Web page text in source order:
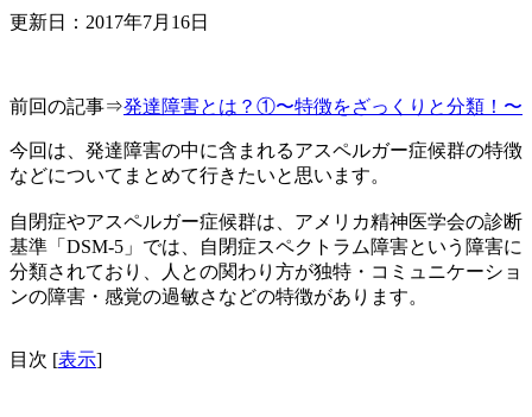
更新日： 2017年7月16日
前回の記事⇒発達障害とは？①〜特徴をざっくりと分類！〜
今回は、発達障害の中に含まれるアスペルガー症候群の特徴
などについてまとめて行きたいと思います。
自閉症やアスペルガー症候群は、アメリカ精神医学会の診断
基準「DSM-5」では、自閉症スペクトラム障害という障害に
分類されており、人との関わり方が独特・コミュニケーショ
ンの障害・感覚の過敏さなどの特徴があります。
目次 [表示]